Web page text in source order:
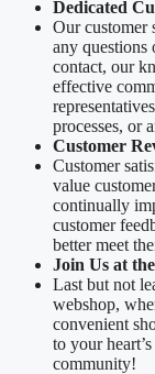
Dedicated
Our customer
any questions
contact, our
effective
processes, or
Customer
Customer
value
continually
customer
better meet
Join Us at
Last but not
webshop,
convenient
to your
community!